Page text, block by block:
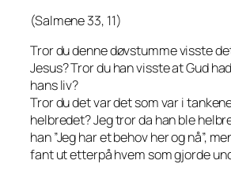
(Salmene 33, 11)
Tror du denne døvstumme visste
Jesus? Tror du han visste at Gud
hans liv?
Tror du det var det som var i
helbredet? Jeg tror da han ble
han ”Jeg har et behov her og nå”,
fant ut etterpå hvem som gjorde